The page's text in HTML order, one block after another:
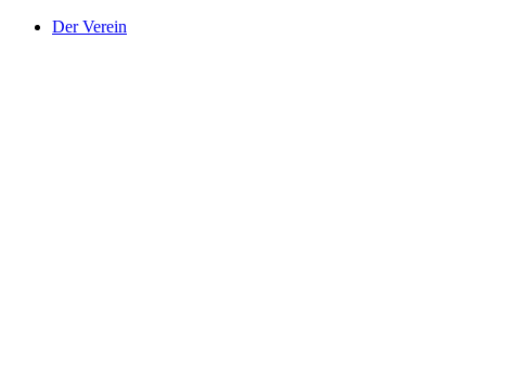
Der Verein